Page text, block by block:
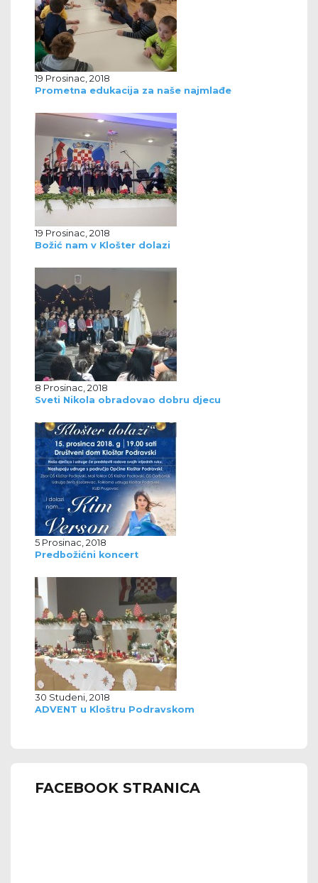
19 Prosinac, 2018
Prometna edukacija za naše najmlađe
19 Prosinac, 2018
Božić nam v Klošter dolazi
8 Prosinac, 2018
Sveti Nikola obradovao dobru djecu
5 Prosinac, 2018
Predbožićni koncert
30 Studeni, 2018
ADVENT u Kloštru Podravskom
FACEBOOK STRANICA